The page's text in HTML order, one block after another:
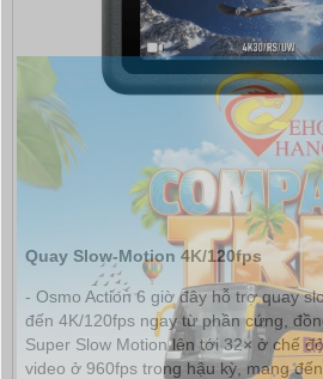
Quay Slow-Motion 4K/120fps
- Osmo Action 6 giờ đây hỗ trợ quay
đến 4K/120fps ngay từ phần cứng,
Super Slow Motion lên tới 32× ở chế
video ở 960fps trong hậu kỳ, mang